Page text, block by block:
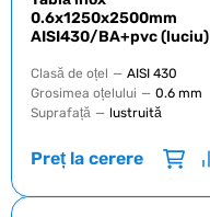
0.6х1250х2500mm
AISI430/BA+pvc (luciu)
Clasă de oțel — AISI 430
Grosimea oțelului — 0.6 mm
Suprafață — lustruită
Preț la cerere